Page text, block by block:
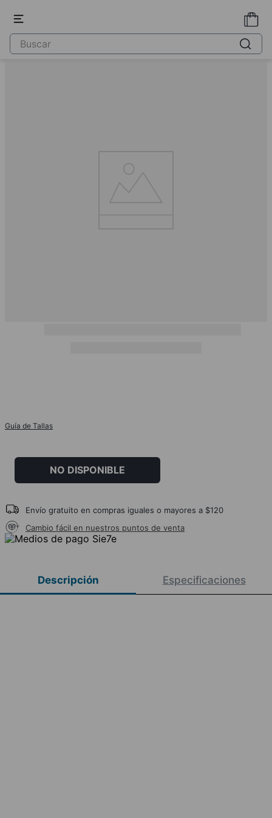
Guía de Tallas
NO DISPONIBLE
Envío gratuito en compras iguales o mayores a $120
Cambio fácil en nuestros puntos de venta
Descripción Especificaciones